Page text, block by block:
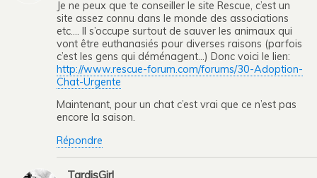
Je ne peux que te conseiller le site Rescue, c’est un
site assez connu dans le monde des associations
etc…. Il s’occupe surtout de sauver les animaux qui
vont être euthanasiés pour diverses raisons (parfois
c’est les gens qui déménagent…) Donc voici le lien:
http://www.rescue-forum.com/forums/30-Adoption-
Chat-Urgente
Maintenant, pour un chat c’est vrai que ce n’est pas
encore la saison.
Répondre
TardisGirl